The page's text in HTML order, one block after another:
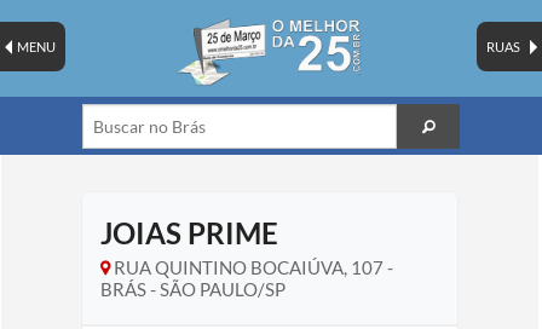
RUAS
MENU
JOIAS PRIME
RUA QUINTINO BOCAIÚVA, 107 -
BRÁS - SÃO PAULO/SP